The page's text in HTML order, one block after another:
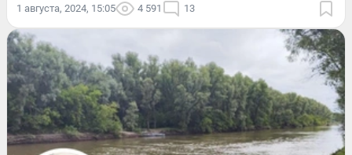
1 августа, 2024, 15:05 4 591 13